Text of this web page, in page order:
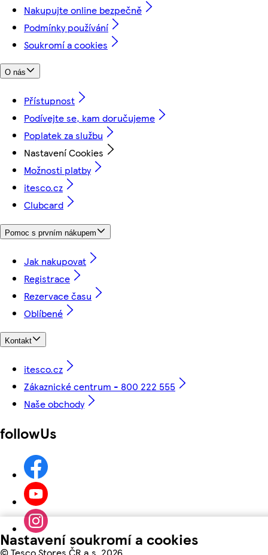
Nastavení soukromí a cookies
Nakupujte online bezpečně
Podmínky používání
Soukromí a cookies
O nás
Přístupnost
Podívejte se, kam doručujeme
Poplatek za službu
Nastavení Cookies
Možnosti platby
itesco.cz
Clubcard
Pomoc s prvním nákupem
Jak nakupovat
Registrace
Rezervace času
Oblíbené
Kontakt
itesco.cz
Zákaznické centrum - 800 222 555
Naše obchody
followUs
©Tesco Stores ČR a.s. 2026